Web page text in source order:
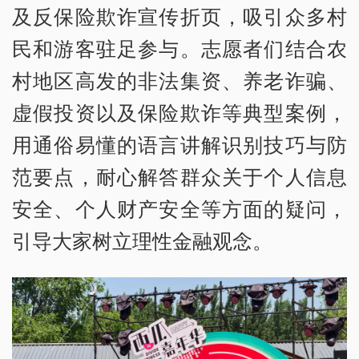
及反保险欺诈宣传折页，吸引众多村
民和游客驻足参与。志愿者们结合农
村地区高发的非法集资、养老诈骗、
虚假投资以及保险欺诈等典型案例，
用通俗易懂的语言讲解识别技巧与防
范要点，耐心解答群众关于个人信息
安全、个人财产安全等方面的疑问，
引导大家树立理性金融观念。